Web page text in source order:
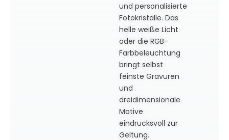
und personalisierte
Fotokristalle. Das
helle weiße Licht
oder die RGB-
Farbbeleuchtung
bringt selbst
feinste Gravuren
und
dreidimensionale
Motive
eindrucksvoll zur
Geltung.